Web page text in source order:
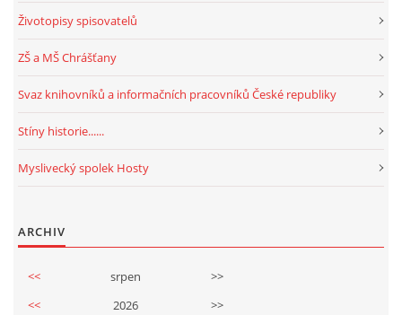
Životopisy spisovatelů
ZŠ a MŠ Chrášťany
Svaz knihovníků a informačních pracovníků České republiky
Stíny historie......
Myslivecký spolek Hosty
ARCHIV
<< srpen
>>
<<
2026
>>